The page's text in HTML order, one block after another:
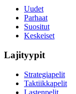
Uudet
Parhaat
Suositut
Keskeiset
Lajityypit
Strategiapelit
Taktiikkapelit
Lastenpelit